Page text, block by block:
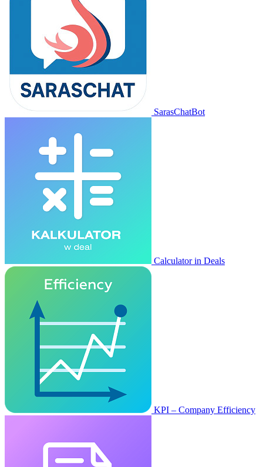
SarasChatBot
Calculator in Deals
KPI – Company Efficiency